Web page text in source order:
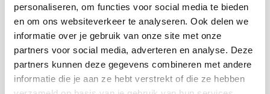
personaliseren, om functies voor social media te bieden
en om ons websiteverkeer te analyseren. Ook delen we
informatie over je gebruik van onze site met onze
partners voor social media, adverteren en analyse. Deze
partners kunnen deze gegevens combineren met andere
informatie die je aan ze hebt verstrekt of die ze hebben
wilde ik geen risico mee lopen richting de eindfase van
de wedstrijd. We zijn in dat blok al kwetsbaar met
Noussair Mazraoui en Jurriën Timber, die er ook al niet
bij waren. Ik wilde dus niet nog meer risico lopen.”
AANBEVOLEN
Ajax maakt het zichzelf tegen